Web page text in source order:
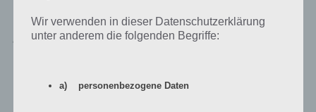
Jeder Fahrer kann einen goldenen Pokal
Was uns erst relativ spät aufgefallen ist: Jeder Fahrer kann den
Wir verwenden in dieser Datenschutzerklärung
unter anderem die folgenden Begriffe:
a) personenbezogene Daten